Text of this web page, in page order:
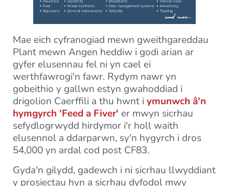
Mae eich cyfranogiad mewn gweithgareddau
Plant mewn Angen heddiw i godi arian ar
gyfer elusennau fel ni yn cael ei
werthfawrogi'n fawr. Rydym nawr yn
gobeithio y gallwn estyn gwahoddiad i
drigolion Caerffili a thu hwnt iymunwch â'n
hymgyrch 'Feed a Fiver' er mwyn sicrhau
sefydlogrwydd hirdymor i'r holl waith
elusennol a ddarparwn, sy'n hygyrch i dros
54,000 yn ardal cod post CF83.
Gyda'n gilydd, gadewch i ni sicrhau llwyddiant
y prosiectau hyn a sicrhau dyfodol mwy